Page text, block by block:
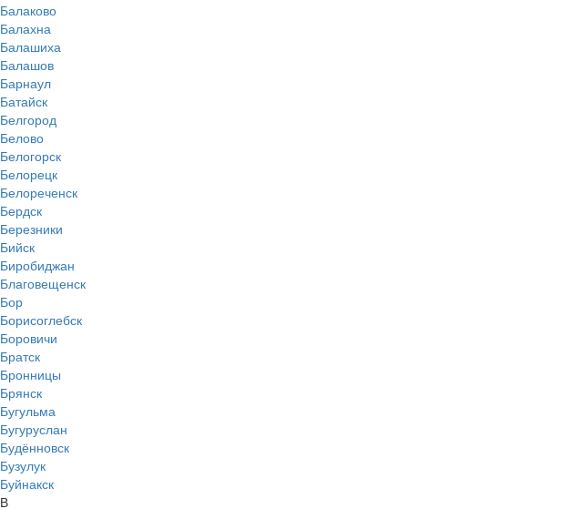
Балаково
Балахна
Балашиха
Балашов
Барнаул
Батайск
Белгород
Белово
Белогорск
Белорецк
Белореченск
Бердск
Березники
Бийск
Биробиджан
Благовещенск
Бор
Борисоглебск
Боровичи
Братск
Бронницы
Брянск
Бугульма
Бугуруслан
Будённовск
Бузулук
Буйнакск
В